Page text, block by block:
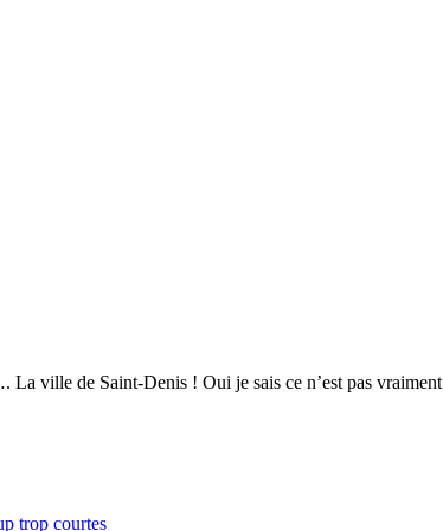
ville de Saint-Denis ! Oui je sais ce n’est pas vraiment
trop courtes